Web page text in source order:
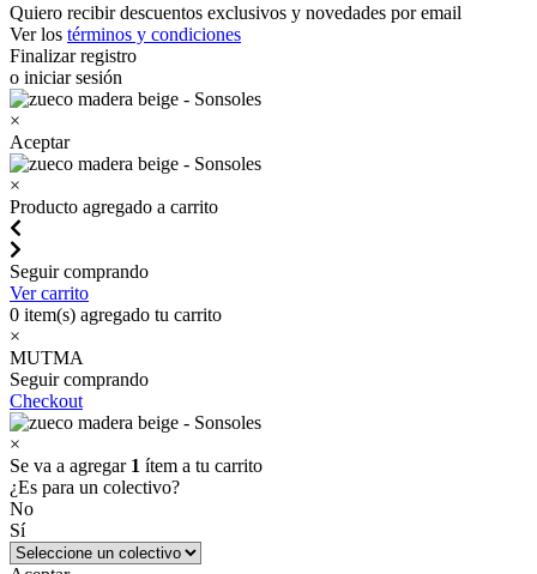
Quiero recibir descuentos exclusivos y novedades por email
Ver los términos y condiciones
Finalizar registro
o iniciar sesión
×
Aceptar
×
Producto agregado a carrito
Seguir comprando
Ver carrito
0 item(s) agregado tu carrito
×
MUTMA
Seguir comprando
Checkout
×
Se va a agregar 1 ítem a tu carrito
¿Es para un colectivo?
No
Sí